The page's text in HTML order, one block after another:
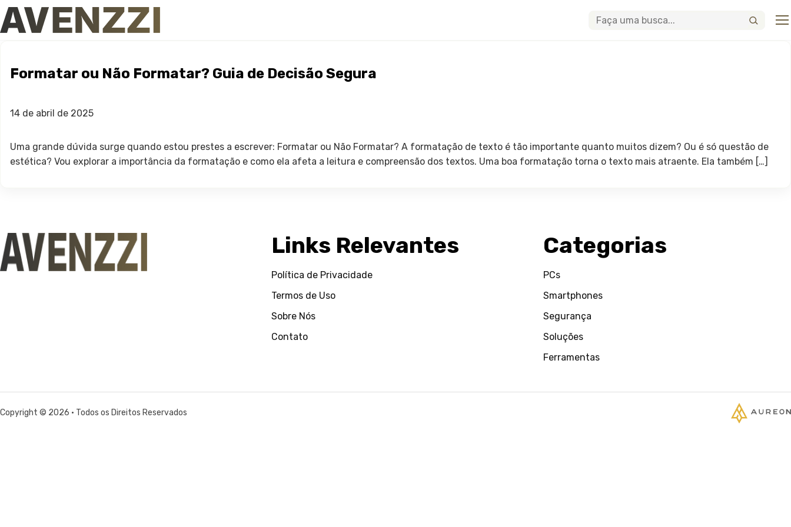
Buscar
Formatar ou Não Formatar? Guia de Decisão Segura
14 de abril de 2025
Uma grande dúvida surge quando estou prestes a escrever: Formatar ou Não Formatar? A formatação de texto é tão importante quanto muitos dizem? Ou é só questão de
estética? Vou explorar a importância da formatação e como ela afeta a leitura e compreensão dos textos. Uma boa formatação torna o texto mais atraente. Ela também […]
Links Relevantes
Política de Privacidade
Termos de Uso
Sobre Nós
Contato
Categorias
PCs
Smartphones
Segurança
Soluções
Ferramentas
Copyright © 2026 • Todos os Direitos Reservados